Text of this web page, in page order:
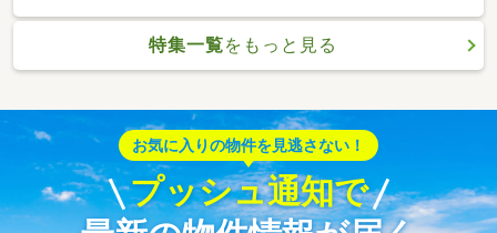
特集一覧をもっと見る
お気に入りの物件を見逃さない！
プッシュ通知で